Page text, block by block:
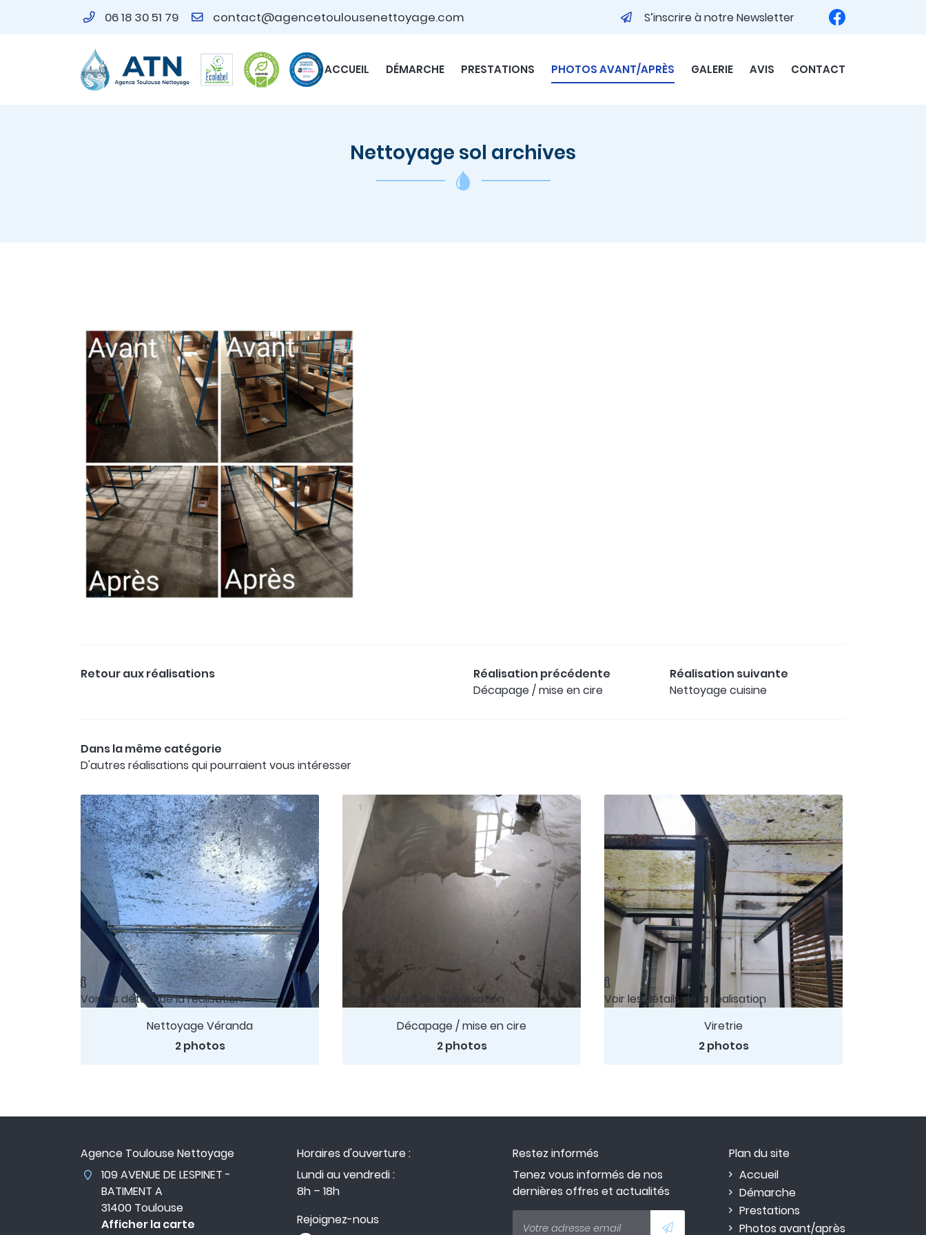
06 18 30 51 79 S’inscrire à notre Newsletter
ACCUEIL DÉMARCHE PRESTATIONS PHOTOS AVANT/APRÈS GALERIE AVIS CONTACT
31400 Toulouse
06 18 30 51 79
Rafraîchir le captcha
En cochant cette case, vous consentez à recevoir nos propositions
commerciales à l'adresse email indiqué ci-dessus. Vous pouvez vous
désinscrire à tout moment en utilisant le formulaire de désinscription.
INSCRIPTION
Nettoyage sol archives
Retour aux réalisations
Réalisation précédente
Décapage / mise en cire
Réalisation suivante
Nettoyage cuisine
Dans la même catégorie
D'autres réalisations qui pourraient vous intéresser

Voir les détails de la réalisation
Nettoyage Véranda
2 photos
Voir les détails de la réalisation
Décapage / mise en cire
2 photos

Voir les détails de la réalisation
Viretrie
2 photos
Agence Toulouse Nettoyage
109 AVENUE DE LESPINET -
BATIMENT A
31400 Toulouse
Afficher la carte
Horaires d'ouverture :
Lundi au vendredi :
8h – 18h
Rejoignez-nous
Restez informés
Tenez vous informés de nos
dernières offres et actualités
Plan du site
Accueil
Démarche
Prestations
Photos avant/après